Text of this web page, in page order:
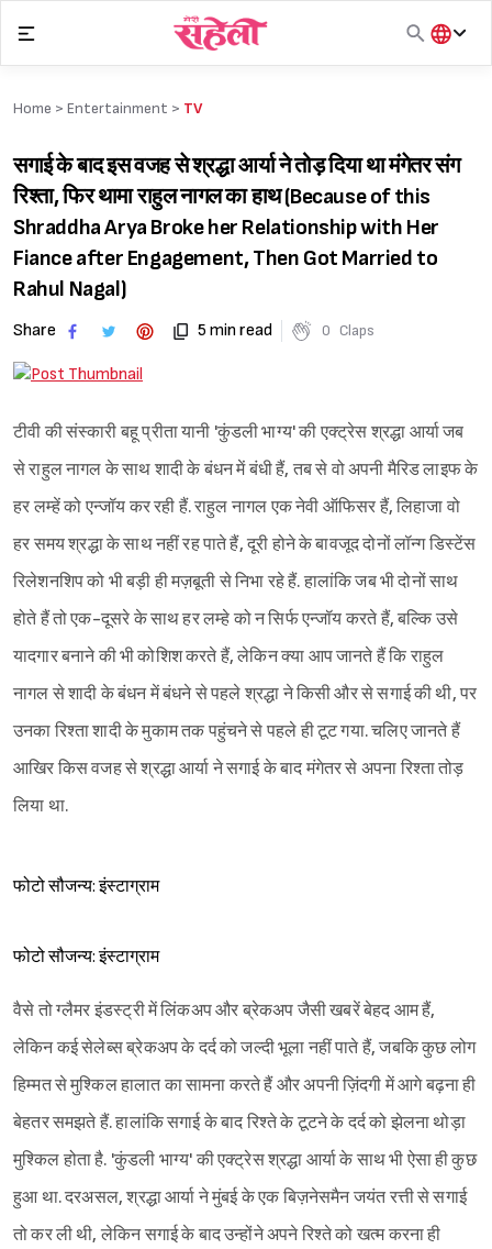
content
हिंदी
Home > Entertainment > TV
सगाई के बाद इस वजह से श्रद्धा आर्या ने तोड़ दिया था मंगेतर संग
रिश्ता, फिर थामा राहुल नागल का हाथ (Because of this
Shraddha Arya Broke her Relationship with Her
Fiance after Engagement, Then Got Married to
Rahul Nagal)
Share 5 min read 0 Claps
टीवी की संस्कारी बहू प्रीता यानी 'कुंडली भाग्य' की एक्ट्रेस श्रद्धा आर्या जब
से राहुल नागल के साथ शादी के बंधन में बंधी हैं, तब से वो अपनी मैरिड लाइफ के
हर लम्हें को एन्जॉय कर रही हैं. राहुल नागल एक नेवी ऑफिसर हैं, लिहाजा वो
हर समय श्रद्धा के साथ नहीं रह पाते हैं, दूरी होने के बावजूद दोनों लॉन्ग डिस्टेंस
रिलेशनशिप को भी बड़ी ही मज़बूती से निभा रहे हैं. हालांकि जब भी दोनों साथ
होते हैं तो एक-दूसरे के साथ हर लम्हे को न सिर्फ एन्जॉय करते हैं, बल्कि उसे
यादगार बनाने की भी कोशिश करते हैं, लेकिन क्या आप जानते हैं कि राहुल
नागल से शादी के बंधन में बंधने से पहले श्रद्धा ने किसी और से सगाई की थी, पर
उनका रिश्ता शादी के मुकाम तक पहुंचने से पहले ही टूट गया. चलिए जानते हैं
आखिर किस वजह से श्रद्धा आर्या ने सगाई के बाद मंगेतर से अपना रिश्ता तोड़
लिया था.
फोटो सौजन्य: इंस्टाग्राम
फोटो सौजन्य: इंस्टाग्राम
वैसे तो ग्लैमर इंडस्ट्री में लिंकअप और ब्रेकअप जैसी खबरें बेहद आम हैं,
लेकिन कई सेलेब्स ब्रेकअप के दर्द को जल्दी भूला नहीं पाते हैं, जबकि कुछ लोग
हिम्मत से मुश्किल हालात का सामना करते हैं और अपनी ज़िंदगी में आगे बढ़ना ही
बेहतर समझते हैं. हालांकि सगाई के बाद रिश्ते के टूटने के दर्द को झेलना थोड़ा
मुश्किल होता है. 'कुंडली भाग्य' की एक्ट्रेस श्रद्धा आर्या के साथ भी ऐसा ही कुछ
हुआ था. दरअसल, श्रद्धा आर्या ने मुंबई के एक बिज़नेसमैन जयंत रत्ती से सगाई
तो कर ली थी, लेकिन सगाई के बाद उन्होंने अपने रिश्ते को खत्म करना ही